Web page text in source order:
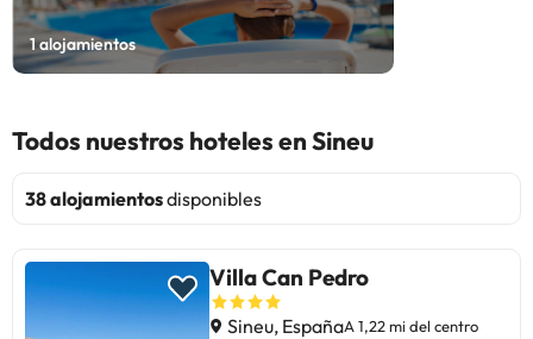
1alojamientos
Todos nuestros hoteles en Sineu
38 alojamientosdisponibles
Villa Can Pedro
Sineu, EspañaA 1,22 mi del centro